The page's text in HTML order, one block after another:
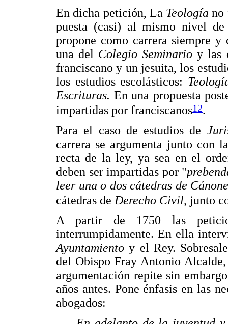
En dicha petición, La Teologíano
puesta (casi) al mismo nivel
propone como carrera siempre y
una del Colegio Seminarioy las
franciscano y un jesuita, los
los estudios escolásticos:
Escrituras. En una propuesta
impartidas por franciscanos12.
Para el caso de estudios de
carrera se argumenta junto con
recta de la ley, ya sea en el
deben ser impartidas por "
leer una o dos cátedras de
cátedras de Derecho Civil, junto
A partir de 1750 las
interrumpidamente. En ella
Ayuntamientoy el Rey.
del Obispo Fray Antonio
argumentación repite sin
años antes. Pone énfasis en las
abogados: